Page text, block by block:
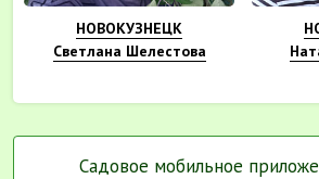
НОВОКУЗНЕЦК
Светлана Шелестова
Садовое мобильное